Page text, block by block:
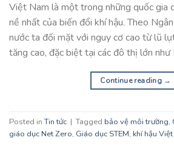
Việt Nam là một trong những quốc gia
nề nhất của biến đổi khí hậu. Theo
nước ta đối mặt với nguy cơ cao từ lũ
tăng cao, đặc biệt tại các đô thị lớn
Continue reading →
Posted inTin tức | Tagged bảo vệ môi trường,
giáo dục Net Zero, Giáo dục STEM, khí hậu